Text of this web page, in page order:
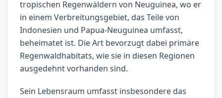
tropischen Regenwäldern von Neuguinea, wo er
in einem Verbreitungsgebiet, das Teile von
Indonesien und Papua-Neuguinea umfasst,
beheimatet ist. Die Art bevorzugt dabei primäre
Regenwaldhabitats, wie sie in diesen Regionen
ausgedehnt vorhanden sind.
Sein Lebensraum umfasst insbesondere das